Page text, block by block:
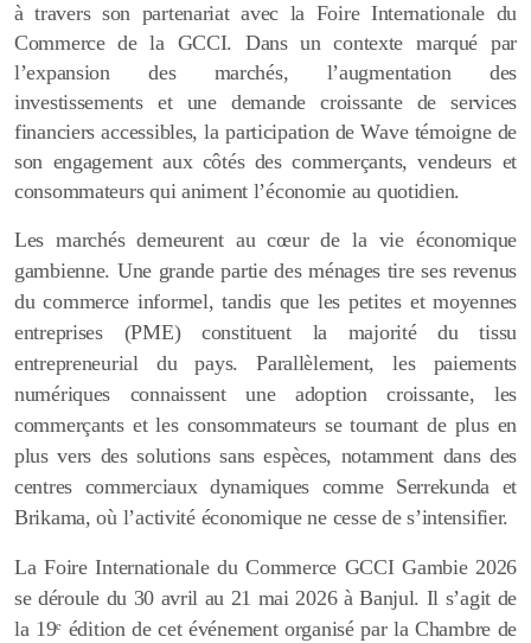
à travers son partenariat avec la Foire Internationale du
Commerce de la GCCI. Dans un contexte marqué par
l’expansion des marchés, l’augmentation des
investissements et une demande croissante de services
financiers accessibles, la participation de Wave témoigne de
son engagement aux côtés des commerçants, vendeurs et
consommateurs qui animent l’économie au quotidien.
Les marchés demeurent au cœur de la vie économique
gambienne. Une grande partie des ménages tire ses revenus
du commerce informel, tandis que les petites et moyennes
entreprises (PME) constituent la majorité du tissu
entrepreneurial du pays. Parallèlement, les paiements
numériques connaissent une adoption croissante, les
commerçants et les consommateurs se tournant de plus en
plus vers des solutions sans espèces, notamment dans des
centres commerciaux dynamiques comme Serrekunda et
Brikama, où l’activité économique ne cesse de s’intensifier.
La Foire Internationale du Commerce GCCI Gambie 2026
se déroule du 30 avril au 21 mai 2026 à Banjul. Il s’agit de
la 19ᵉ édition de cet événement organisé par la Chambre de